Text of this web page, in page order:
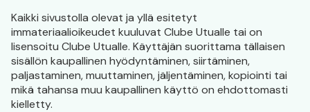
Kaikki sivustolla olevat ja yllä esitetyt
immateriaalioikeudet kuuluvat Clube Utualle tai on
lisensoitu Clube Utualle. Käyttäjän suorittama tällaisen
sisällön kaupallinen hyödyntäminen, siirtäminen,
paljastaminen, muuttaminen, jäljentäminen, kopiointi tai
mikä tahansa muu kaupallinen käyttö on ehdottomasti
kielletty.